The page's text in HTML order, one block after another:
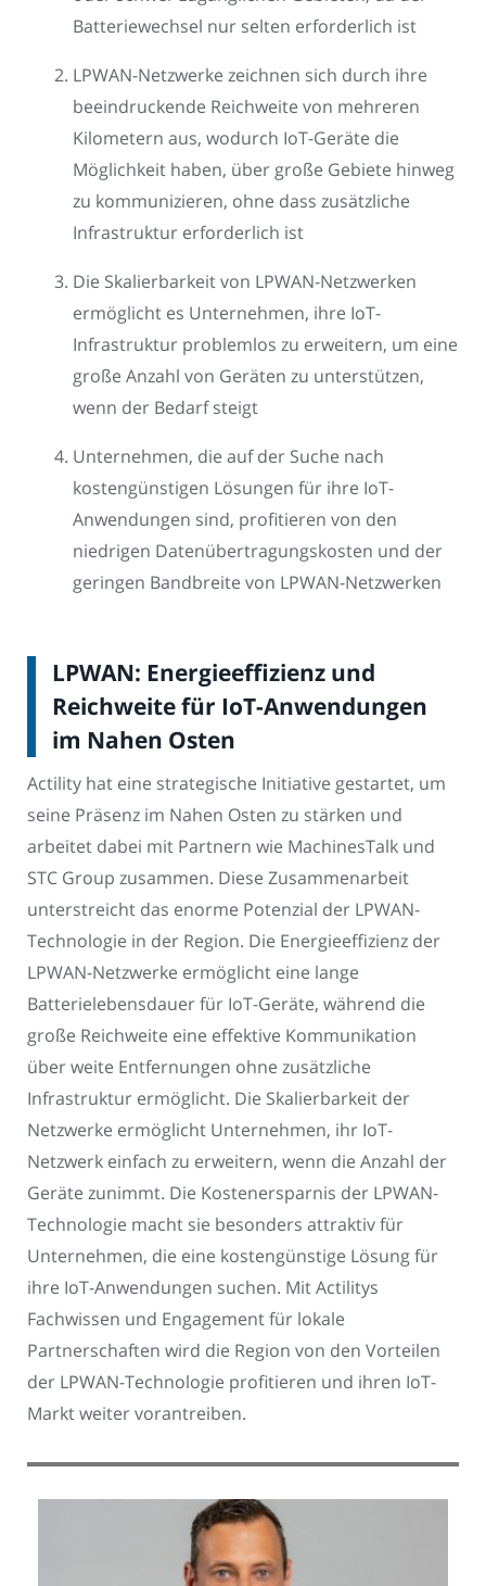
Batteriewechsel nur selten erforderlich ist
LPWAN-Netzwerke zeichnen sich durch ihre
beeindruckende Reichweite von mehreren
Kilometern aus, wodurch IoT-Geräte die
Möglichkeit haben, über große Gebiete hinweg
zu kommunizieren, ohne dass zusätzliche
Infrastruktur erforderlich ist
Die Skalierbarkeit von LPWAN-Netzwerken
ermöglicht es Unternehmen, ihre IoT-
Infrastruktur problemlos zu erweitern, um eine
große Anzahl von Geräten zu unterstützen,
wenn der Bedarf steigt
Unternehmen, die auf der Suche nach
kostengünstigen Lösungen für ihre IoT-
Anwendungen sind, profitieren von den
niedrigen Datenübertragungskosten und der
geringen Bandbreite von LPWAN-Netzwerken
LPWAN: Energieeffizienz und
Reichweite für IoT-Anwendungen
im Nahen Osten
Actility hat eine strategische Initiative gestartet, um
seine Präsenz im Nahen Osten zu stärken und
arbeitet dabei mit Partnern wie MachinesTalk und
STC Group zusammen. Diese Zusammenarbeit
unterstreicht das enorme Potenzial der LPWAN-
Technologie in der Region. Die Energieeffizienz der
LPWAN-Netzwerke ermöglicht eine lange
Batterielebensdauer für IoT-Geräte, während die
große Reichweite eine effektive Kommunikation
über weite Entfernungen ohne zusätzliche
Infrastruktur ermöglicht. Die Skalierbarkeit der
Netzwerke ermöglicht Unternehmen, ihr IoT-
Netzwerk einfach zu erweitern, wenn die Anzahl der
Geräte zunimmt. Die Kostenersparnis der LPWAN-
Technologie macht sie besonders attraktiv für
Unternehmen, die eine kostengünstige Lösung für
ihre IoT-Anwendungen suchen. Mit Actilitys
Fachwissen und Engagement für lokale
Partnerschaften wird die Region von den Vorteilen
der LPWAN-Technologie profitieren und ihren IoT-
Markt weiter vorantreiben.